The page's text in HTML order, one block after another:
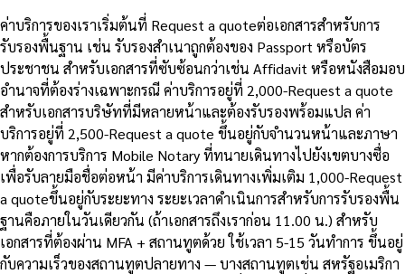
ค่าบริการของเราเริ่มต้นที่ Request a quoteต่อเอกสารสำหรับการ
รับรองพื้นฐาน เช่น รับรองสำเนาถูกต้องของ Passport หรือบัตร
ประชาชน สำหรับเอกสารที่ซับซ้อนกว่าเช่น Affidavit หรือหนังสือมอบ
อำนาจที่ต้องร่างเฉพาะกรณี ค่าบริการอยู่ที่ 2,000-Request a quote
สำหรับเอกสารบริษัทที่มีหลายหน้าและต้องรับรองพร้อมแปล ค่า
บริการอยู่ที่ 2,500-Request a quote ขึ้นอยู่กับจำนวนหน้าและภาษา
หากต้องการบริการ Mobile Notary ที่ทนายเดินทางไปยังเขตบางซื่อ
เพื่อรับลายมือชื่อต่อหน้า มีค่าบริการเดินทางเพิ่มเติม 1,000-Request
a quoteขึ้นอยู่กับระยะทาง ระยะเวลาดำเนินการสำหรับการรับรองพื้น
ฐานคือภายในวันเดียวกัน (ถ้าเอกสารถึงเราก่อน 11.00 น.) สำหรับ
เอกสารที่ต้องผ่าน MFA + สถานทูตด้วย ใช้เวลา 5-15 วันทำการ ขึ้นอยู่
กับความเร็วของสถานทูตปลายทาง — บางสถานทูตเช่น สหรัฐอเมริกา